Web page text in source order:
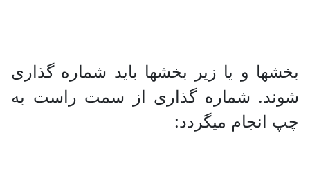
بخشها و یا زیر بخشها باید شماره گذاری
شوند. شماره گذاری از سمت راست به
چپ انجام میگردد: